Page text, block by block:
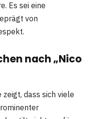
Es sei eine
von
nach „Nico
dass sich viele